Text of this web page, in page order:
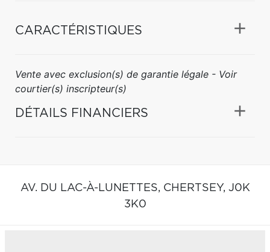
CARACTÉRISTIQUES
Vente avec exclusion(s) de garantie légale - Voir
courtier(s) inscripteur(s)
DÉTAILS FINANCIERS
AV. DU LAC-À-LUNETTES, CHERTSEY, J0K
3K0